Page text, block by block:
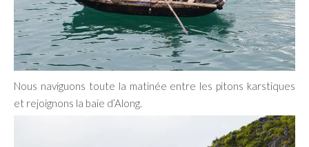
Nous naviguons toute la matinée entre les pitons karstiques
et rejoignons la baie d’Along.